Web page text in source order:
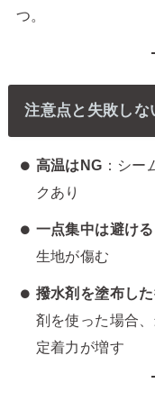
つ。
注意点と失敗しな
高温はNG ：シ
クあり
一点集中は避ける
生地が傷む
撥水剤を塗布し
剤を使った場合
定着力が増す